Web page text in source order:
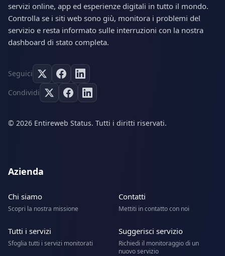
servizi online, app ed esperienze digitali in tutto il mondo.
Controlla se i siti web sono giù, monitora i problemi del
servizio e resta informato sulle interruzioni con la nostra
dashboard di stato completa.
Seguici
Condividi
© 2026 Entireweb Status. Tutti i diritti riservati.
Azienda
Chi siamo
Scopri la nostra missione
Contatti
Mettiti in contatto con noi
Tutti i servizi
Sfoglia tutti i servizi monitorati
Suggerisci servizio
Richiedi il monitoraggio di un
nuovo servizio